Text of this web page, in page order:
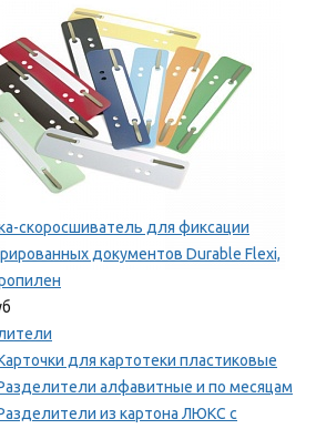
скоросшиватель для фиксации
документов Durable Flexi,
для картотеки пластиковые
алфавитные и по месяцам
из картона ЛЮКС с